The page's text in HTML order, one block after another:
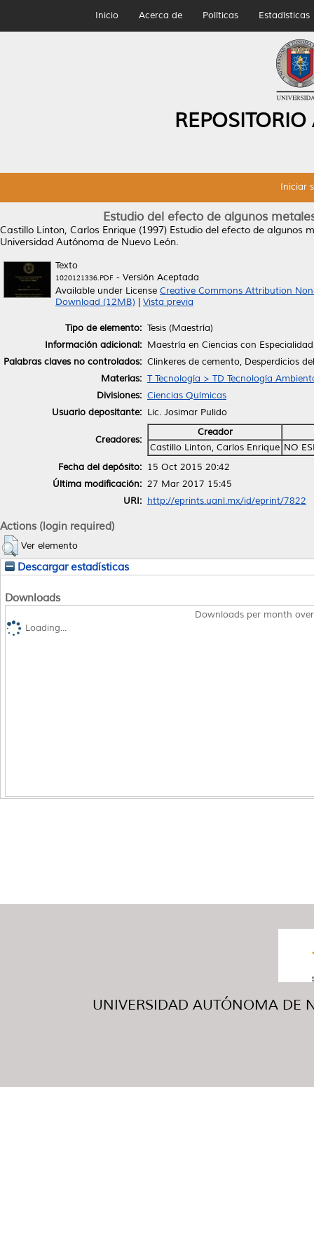
Inicio Acerca de Políticas Estadísticas
Iniciar
Estudio del efecto de algunos
Castillo Linton, Carlos Enrique (1997) Estudio del efecto de algunos
Universidad Autónoma de Nuevo León.
Texto
1020121336.PDF - Versión Aceptada
Available under License Creative Commons Attribution
Download (12MB)
Vista previa
Tipo de elemento: Tesis (Maestría)
Información adicional: Maestría en Ciencias con
Palabras claves no controlados: Clinkeres de cemento, Desperdicios
Materias: T Tecnología > TD Tecnología
Divisiones: Ciencias Químicas
Usuario depositante: Lic. Josimar Pulido
Creadores:
Creador
Castillo Linton, Carlos Enrique NO
Fecha del depósito: 15 Oct 2015 20:42
Última modificación: 27 Mar 2017 15:45
URI: http://eprints.uanl.mx/id/eprint/7822
Actions (login required)
Ver elemento
Descargar estadísticas
Downloads
Downloads per month
Loading...
UNIVERSIDAD AUTÓNOMA DE